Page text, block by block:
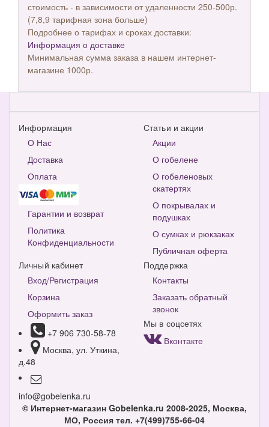
стоимость - в зависимости от удаленности 250-500р.
(7,8,9 тарифная зона больше)
Подробнее о тарифах и сроках доставки:
Информация о доставке
Минимальная сумма заказа в нашем интернет-
магазине 1000р.
Информация
О Нас
Доставка
Оплата
Гарантии и возврат
Политика
Конфиденциальности
Статьи и акции
Акции
О гобелене
О гобеленовых
скатертях
О покрывалах и
подушках
О сумках и рюкзаках
Публичная оферта
Личный кабинет
Вход/Регистрация
Корзина
Оформить заказ
+7 906 730-58-78
Москва, ул. Уткина,
д.48
info@gobelenka.ru
Поддержка
Контакты
Заказать обратный
звонок
Мы в соцсетях
Вконтакте
© Интернет-магазин Gobelenka.ru 2008-2025, Москва,
МО, Россия тел. +7(499)755-66-04